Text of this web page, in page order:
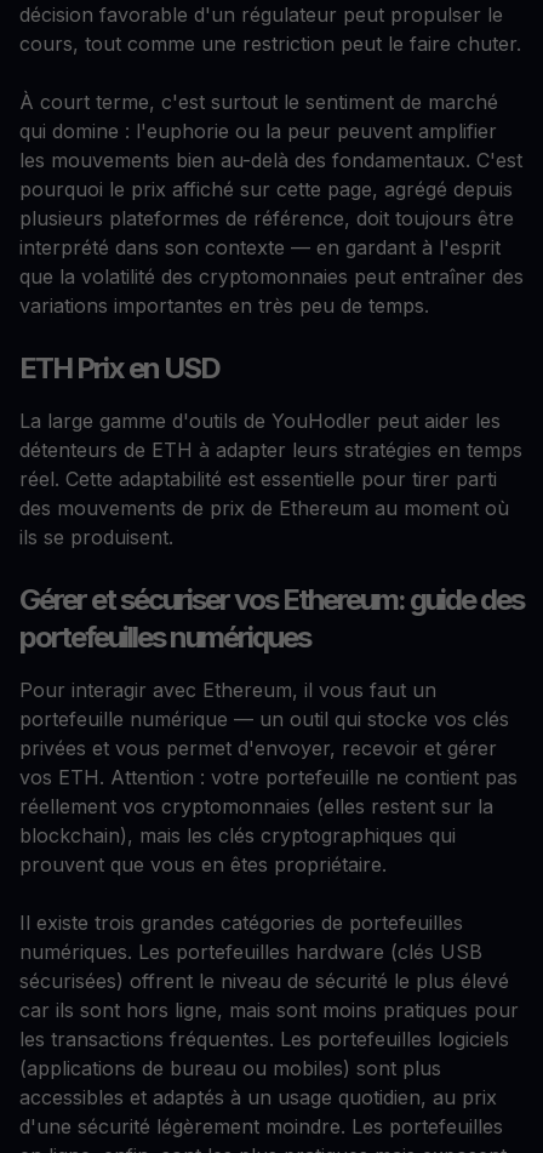
décision favorable d'un régulateur peut propulser le
cours, tout comme une restriction peut le faire chuter.
À court terme, c'est surtout le sentiment de marché
qui domine : l'euphorie ou la peur peuvent amplifier
les mouvements bien au-delà des fondamentaux. C'est
pourquoi le prix affiché sur cette page, agrégé depuis
plusieurs plateformes de référence, doit toujours être
interprété dans son contexte — en gardant à l'esprit
que la volatilité des cryptomonnaies peut entraîner des
variations importantes en très peu de temps.
ETH Prix en USD
La large gamme d'outils de YouHodler peut aider les
détenteurs de ETH à adapter leurs stratégies en temps
réel. Cette adaptabilité est essentielle pour tirer parti
des mouvements de prix de Ethereum au moment où
ils se produisent.
Gérer et sécuriser vos Ethereum: guide des
portefeuilles numériques
Pour interagir avec Ethereum, il vous faut un
portefeuille numérique — un outil qui stocke vos clés
privées et vous permet d'envoyer, recevoir et gérer
vos ETH. Attention : votre portefeuille ne contient pas
réellement vos cryptomonnaies (elles restent sur la
blockchain), mais les clés cryptographiques qui
prouvent que vous en êtes propriétaire.
Il existe trois grandes catégories de portefeuilles
numériques. Les portefeuilles hardware (clés USB
sécurisées) offrent le niveau de sécurité le plus élevé
car ils sont hors ligne, mais sont moins pratiques pour
les transactions fréquentes. Les portefeuilles logiciels
(applications de bureau ou mobiles) sont plus
accessibles et adaptés à un usage quotidien, au prix
d'une sécurité légèrement moindre. Les portefeuilles